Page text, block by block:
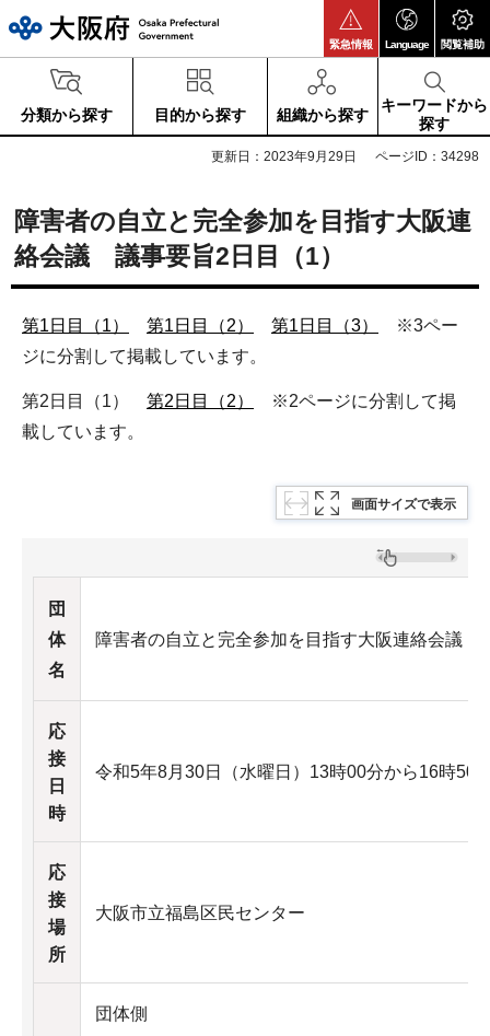
緊急情報 Language 閲覧補助
分類から探す 目的から探す 組織から探す
キーワードから
探す
更新日：2023年9月29日 ページID：34298
障害者の自立と完全参加を目指す大阪連
絡会議 議事要旨2日目（1）
第1日目（1） 第1日目（2） 第1日目（3）
※3ペー
ジに分割して掲載しています。
第2日目（1） 第2日目（2）
※2ページに分割して掲
載しています。
画面サイズで表示
団
体
名
障害者の自立と完全参加を目指す大阪連絡会議
応
接
日
時
令和5年8月30日（水曜日）13時00分から16時50
応
接
場
所
大阪市立福島区民センター
団体側